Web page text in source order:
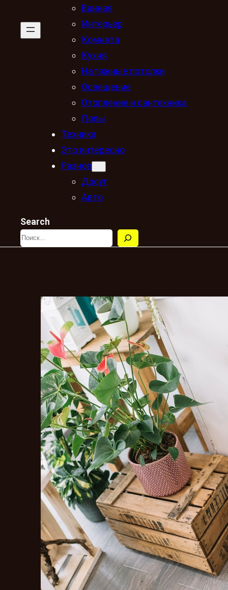
Ванная
Интерьер
Комната
Кухня
Натяжные потолки
Освещение
Отопление и сантехника
Полы
Техника
Это интересно
Разное
Досуг
Авто
Search